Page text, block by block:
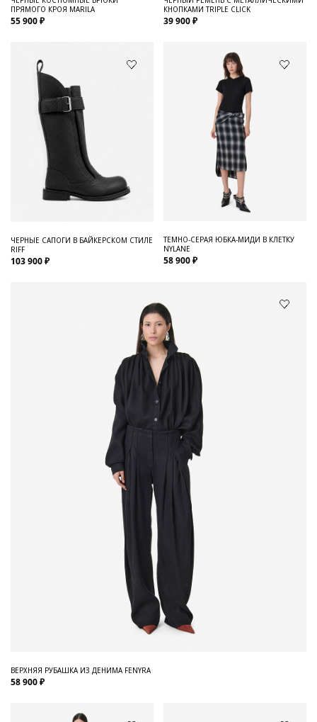
ПРЯМОГО КРОЯ MARILA
55 900 ₽
КНОПКАМИ TRIPLE CLICK
39 900 ₽
ЧЕРНЫЕ САПОГИ В БАЙКЕРСКОМ СТИЛЕ
RIFF
103 900 ₽
ТЕМНО-СЕРАЯ ЮБКА-МИДИ В КЛЕТКУ
NYLANE
58 900 ₽
ВЕРХНЯЯ РУБАШКА ИЗ ДЕНИМА FENYRA
58 900 ₽